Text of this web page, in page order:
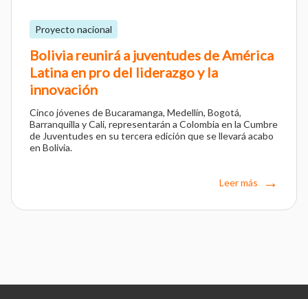
Proyecto nacional
Bolivia reunirá a juventudes de América
Latina en pro del liderazgo y la
innovación
Cinco jóvenes de Bucaramanga, Medellín, Bogotá,
Barranquilla y Cali, representarán a Colombia en la Cumbre
de Juventudes en su tercera edición que se llevará acabo
en Bolivia.
Leer más